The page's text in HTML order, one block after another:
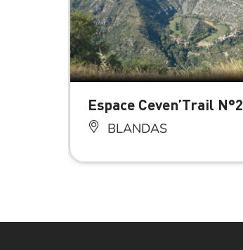
Espace Ceven’Trail N°2
BLANDAS